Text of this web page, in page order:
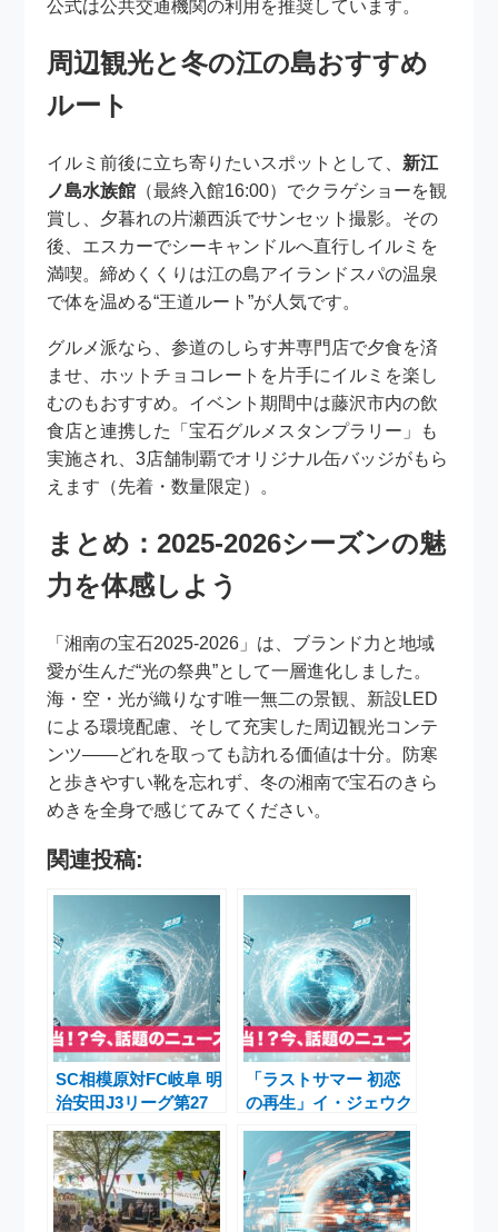
公式は公共交通機関の利用を推奨しています。
周辺観光と冬の江の島おすすめ
ルート
イルミ前後に立ち寄りたいスポットとして、 新江
ノ島水族館 （最終入館16:00）でクラゲショーを観
賞し、夕暮れの片瀬西浜でサンセット撮影。その
後、エスカーでシーキャンドルへ直行しイルミを
満喫。締めくくりは江の島アイランドスパの温泉
で体を温める“王道ルート”が人気です。
グルメ派なら、参道のしらす丼専門店で夕食を済
ませ、ホットチョコレートを片手にイルミを楽し
むのもおすすめ。イベント期間中は藤沢市内の飲
食店と連携した「宝石グルメスタンプラリー」も
実施され、3店舗制覇でオリジナル缶バッジがもら
えます（先着・数量限定）。
まとめ：2025-2026シーズンの魅
力を体感しよう
「湘南の宝石2025-2026」は、ブランド力と地域
愛が生んだ“光の祭典”として一層進化しました。
海・空・光が織りなす唯一無二の景観、新設LED
による環境配慮、そして充実した周辺観光コンテ
ンツ――どれを取っても訪れる価値は十分。防寒
と歩きやすい靴を忘れず、冬の湘南で宝石のきら
めきを全身で感じてみてください。
関連投稿:
SC相模原対FC岐阜 明
治安田J3リーグ第27
年9月13日】
「ラストサマー 初恋
の再生」イ・ジェウク
U-NEXTオリジナルと
して日本初・本国同時
独占配信が2025年11
月1日スタート｜詳細